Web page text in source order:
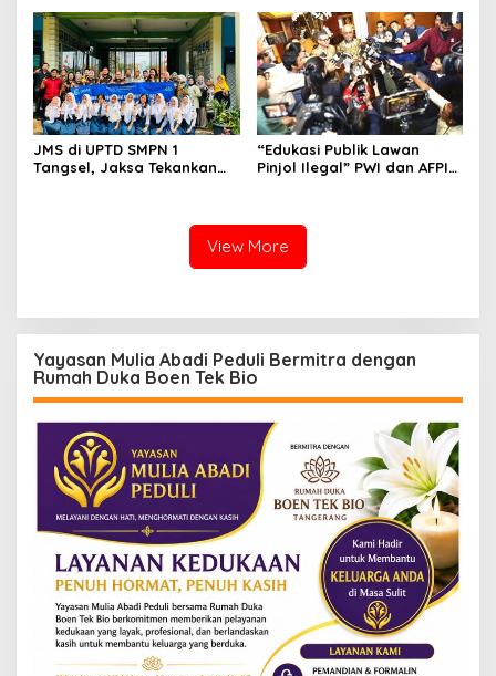
Kekeringan
JMS di UPTD SMPN 1
Tangsel, Jaksa Tekankan
“Edukasi Publik Lawan
Pinjol Ilegal” PWI dan AFPI
View More
Yayasan Mulia Abadi Peduli Bermitra dengan
Rumah Duka Boen Tek Bio